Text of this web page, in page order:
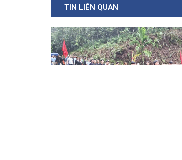
TIN LIÊN QUAN